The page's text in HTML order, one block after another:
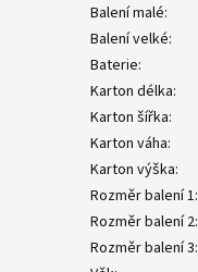
Balení malé:
Balení velké:
Baterie:
Karton délka:
Karton šířka:
Karton váha:
Karton výška:
Rozměr balení 1:
Rozměr balení 2:
Rozměr balení 3: